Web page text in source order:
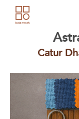
Catur